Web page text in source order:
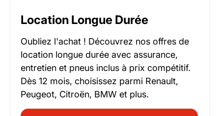
Location Longue Durée
Oubliez l'achat ! Découvrez nos offres de
location longue durée avec assurance,
entretien et pneus inclus à prix compétitif.
Dès 12 mois, choisissez parmi Renault,
Peugeot, Citroën, BMW et plus.